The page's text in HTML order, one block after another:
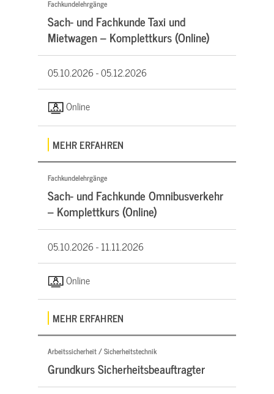
Fachkundelehrgänge
Sach- und Fachkunde Taxi und
Mietwagen – Komplettkurs (Online)
05.10.2026 -05.12.2026
Online
MEHR ERFAHREN
Fachkundelehrgänge
Sach- und Fachkunde Omnibusverkehr
– Komplettkurs (Online)
05.10.2026 -11.11.2026
Online
MEHR ERFAHREN
Arbeitssicherheit / Sicherheitstechnik
Grundkurs Sicherheitsbeauftragter